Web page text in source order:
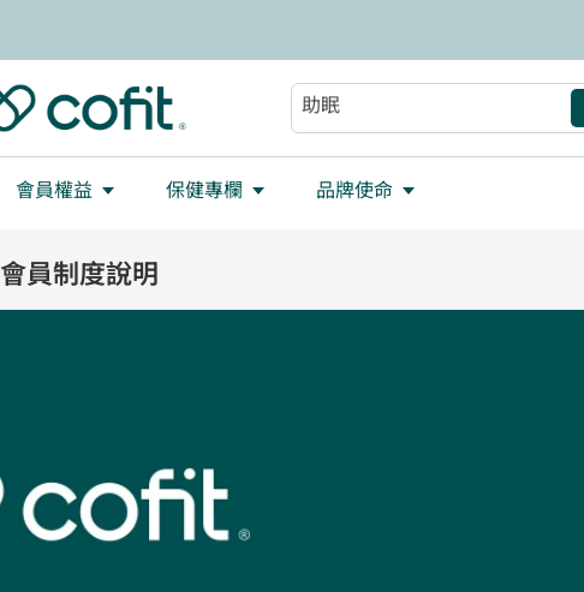
順暢
會員權益 保健專欄 品牌使命
會員制度說明